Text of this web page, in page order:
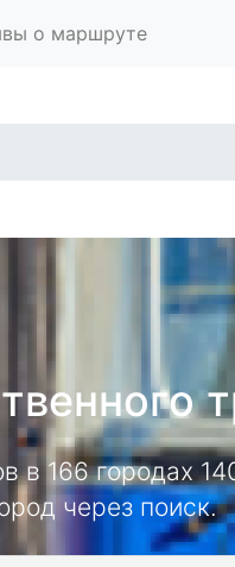
о маршруте
в 166 городах
через поиск.